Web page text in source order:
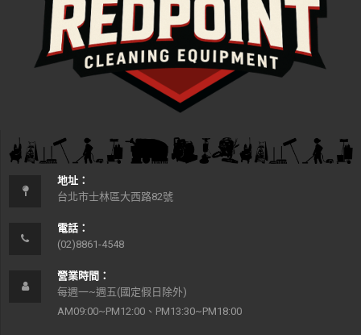
地址：
台北市士林區大西路82號
電話：
(02)8861-4548
營業時間：
每週一~週五(國定假日除外)
AM09:00~PM12:00、PM13:30~PM18:00